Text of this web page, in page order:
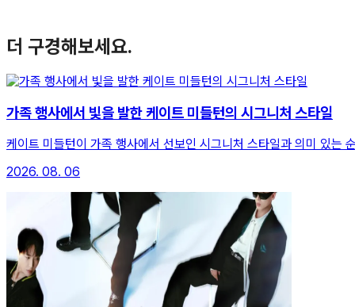
더 구경해보세요.
가족 행사에서 빛을 발한 케이트 미들턴의 시그니처 스타일
케이트 미들턴이 가족 행사에서 선보인 시그니처 스타일과 의미 있는
2026. 08. 06